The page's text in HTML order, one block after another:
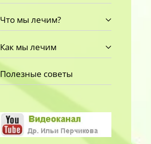
Что мы лечим?
Как мы лечим
Полезные советы